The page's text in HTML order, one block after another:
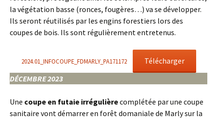
la végétation basse (ronces, fougères…) va se développer.
Ils seront réutilisés par les engins forestiers lors des
coupes de bois. Ils sont régulièrement entretenus.
2024.01_INFOCOUPE_FDMARLY_PA171172
Télécharger
DÉCEMBRE 2023
Une coupe en futaie irrégulièrecomplétée par une coupe
sanitaire vont démarrer en forêt domaniale de Marly sur la